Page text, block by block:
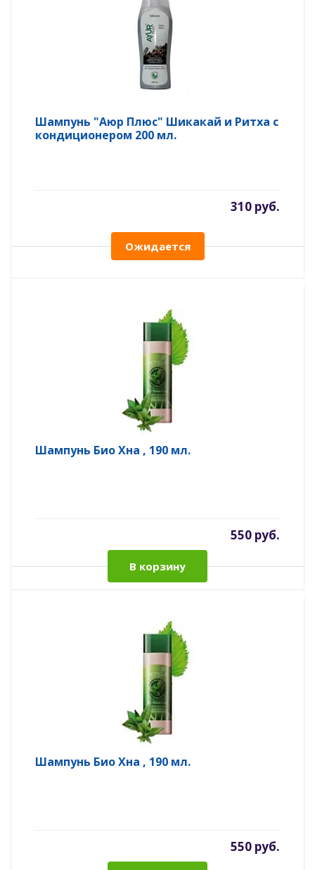
Шампунь "Аюр Плюс" Шикакай и Ритха с
кондиционером 200 мл.
310 руб.
Ожидается
Шампунь Био Хна , 190 мл.
550 руб.
В корзину
Шампунь Био Хна , 190 мл.
550 руб.